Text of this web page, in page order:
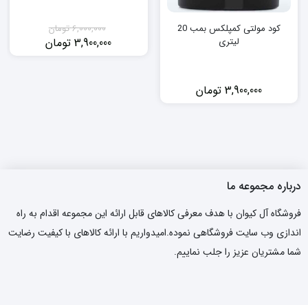
کود مولتی کمپلکس بمب 20
لیتری
3,900,000 تومان
6,000,000تومان
قیمت
3,900,000 تومان
قیمت
درباره مجموعه ما
فروشگاه آل کیوان با هدف معرفی کالاهای قابل ارائه این مجموعه اقدام به راه
اندازی وب سایت فروشگاهی نموده.امیدواریم با ارائه کالاهای با کیفیت رضایت
شما مشتریان عزیز را جلب نماییم.